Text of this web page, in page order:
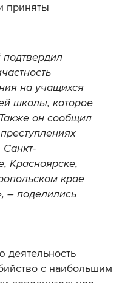
приняты
на учащихся
школы, которое
он сообщил
Красноярске,
крае
– поделились
деятельность
с наибольшим